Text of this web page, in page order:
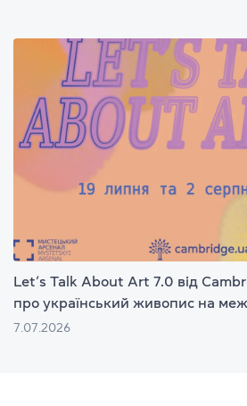
Let’s Talk About Art 7.0 від
про український живопис на
7.07.2026